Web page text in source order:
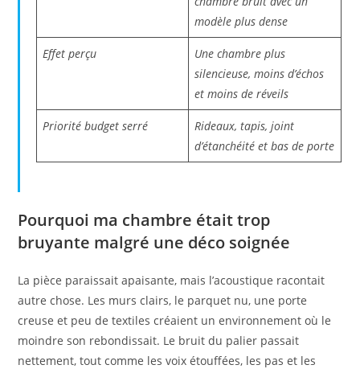
modèle plus dense
Effet perçu
Une chambre plus
silencieuse, moins d’échos
et moins de réveils
Priorité budget serré
Rideaux, tapis, joint
d’étanchéité et bas de porte
Pourquoi ma chambre était trop
bruyante malgré une déco soignée
La pièce paraissait apaisante, mais l’acoustique racontait
autre chose. Les murs clairs, le parquet nu, une porte
creuse et peu de textiles créaient un environnement où le
moindre son rebondissait. Le bruit du palier passait
nettement, tout comme les voix étouffées, les pas et les